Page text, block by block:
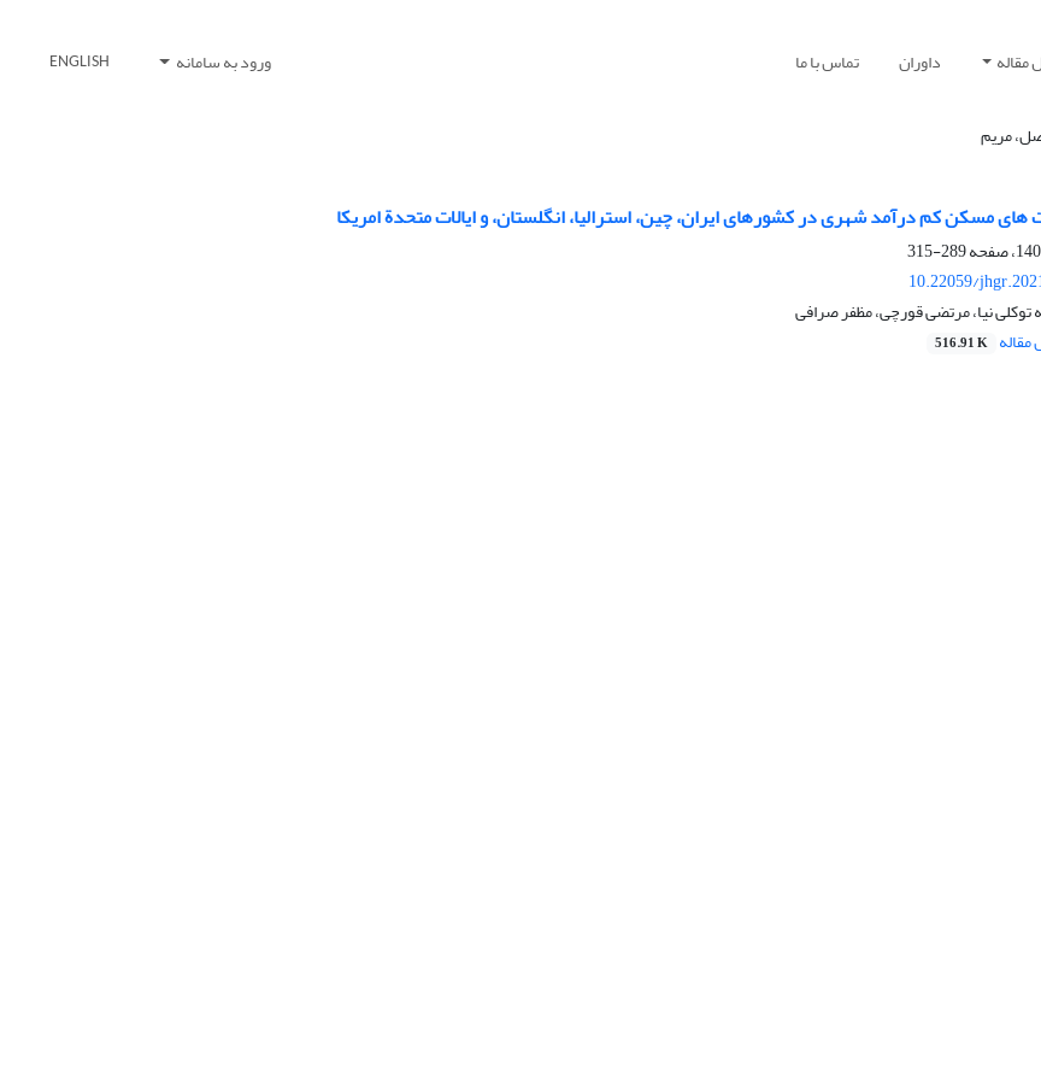
مقاله داوران تماس با ما ورود به سامانه ENGLISH
مریم
مسکن کم‏ در‏آمد شهری در کشورهای ایران، چین، استرالیا، انگلستان، و ایالات متحدة امریکا
289-315
10.22059/
نیا، مرتضی قورچی، مظفر صرافی
516.91 K